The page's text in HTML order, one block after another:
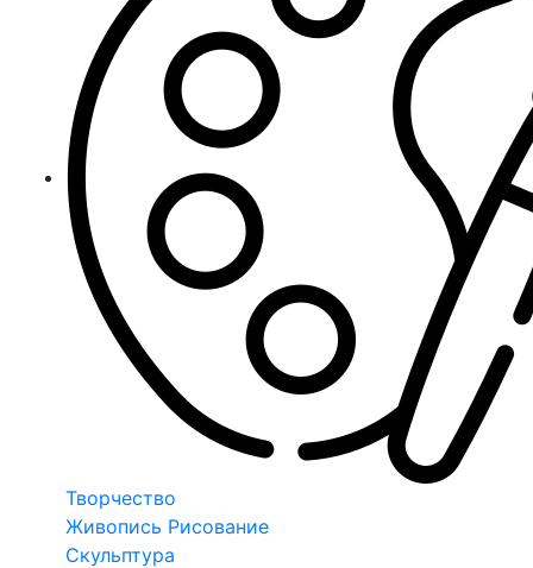
Творчество
Живопись Рисование
Скульптура